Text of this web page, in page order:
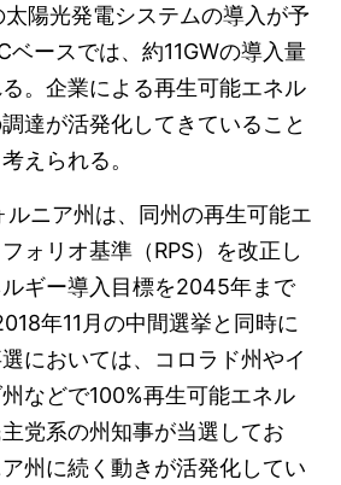
陽光発電システムの導入が予
ベースでは、約11GWの導入量
。企業による再生可能エネル
達が活発化してきていること
えられる。
ニア州は、同州の再生可能エ
ォリオ基準（RPS）を改正し
ギー導入目標を2045年まで
年11月の中間選挙と同時に
においては、コロラド州やイ
などで100%再生可能エネル
党系の州知事が当選してお
州に続く動きが活発化してい